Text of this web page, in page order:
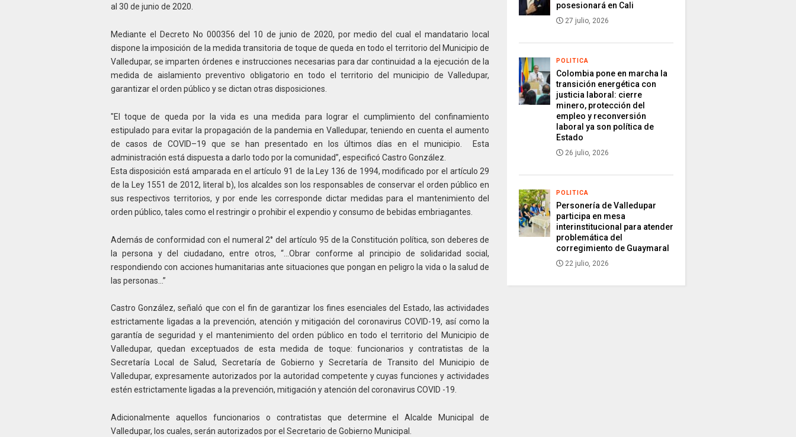
al 30 de junio de 2020.
Mediante el Decreto No 000356 del 10 de junio de 2020, por medio del cual el mandatario local
dispone la imposición de la medida transitoria de toque de queda en todo el territorio del Municipio de
Valledupar, se imparten órdenes e instrucciones necesarias para dar continuidad a la ejecución de la
medida de aislamiento preventivo obligatorio en todo el territorio del municipio de Valledupar,
garantizar el orden público y se dictan otras disposiciones.
"El toque de queda por la vida es una medida para lograr el cumplimiento del confinamiento
estipulado para evitar la propagación de la pandemia en Valledupar, teniendo en cuenta el aumento
de casos de COVID–19 que se han presentado en los últimos días en el municipio. Esta
administración está dispuesta a darlo todo por la comunidad”, especificó Castro González.
Esta disposición está amparada en el artículo 91 de la Ley 136 de 1994, modificado por el artículo 29
de la Ley 1551 de 2012, literal b), los alcaldes son los responsables de conservar el orden público en
sus respectivos territorios, y por ende les corresponde dictar medidas para el mantenimiento del
orden público, tales como el restringir o prohibir el expendio y consumo de bebidas embriagantes.
Además de conformidad con el numeral 2° del artículo 95 de la Constitución política, son deberes de
la persona y del ciudadano, entre otros, “…Obrar conforme al principio de solidaridad social,
respondiendo con acciones humanitarias ante situaciones que pongan en peligro la vida o la salud de
las personas…”
Castro González, señaló que con el fin de garantizar los fines esenciales del Estado, las actividades
estrictamente ligadas a la prevención, atención y mitigación del coronavirus COVID-19, así como la
garantía de seguridad y el mantenimiento del orden público en todo el territorio del Municipio de
Valledupar, quedan exceptuados de esta medida de toque: funcionarios y contratistas de la
Secretaría Local de Salud, Secretaría de Gobierno y Secretaría de Transito del Municipio de
Valledupar, expresamente autorizados por la autoridad competente y cuyas funciones y actividades
estén estrictamente ligadas a la prevención, mitigación y atención del coronavirus COVID -19.
Adicionalmente aquellos funcionarios o contratistas que determine el Alcalde Municipal de
Valledupar, los cuales, serán autorizados por el Secretario de Gobierno Municipal.
posesionará en Cali
27 julio, 2026
POLITICA
Colombia pone en marcha la
transición energética con
justicia laboral: cierre
minero, protección del
empleo y reconversión
laboral ya son política de
Estado
26 julio, 2026
POLITICA
Personería de Valledupar
participa en mesa
interinstitucional para atender
problemática del
corregimiento de Guaymaral
22 julio, 2026